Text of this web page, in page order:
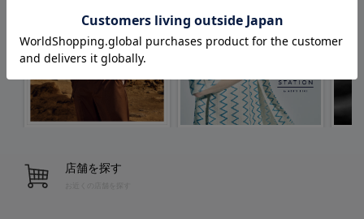
店舗を探す
お近くの店舗を探す